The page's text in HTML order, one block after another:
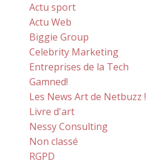
Actu sport
Actu Web
Biggie Group
Celebrity Marketing
Entreprises de la Tech
Gamned!
Les News Art de Netbuzz !
Livre d'art
Nessy Consulting
Non classé
RGPD